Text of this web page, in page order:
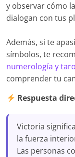
y observar cómo
dialogan con tus
Además, si te
símbolos, te
numerología y
comprender tu
Respuesta
Victoria
la fuerza
Las personas